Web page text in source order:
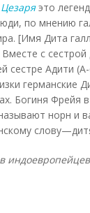
Цезаряэто
по мнению
[Имя Дита
Вместе с
сестре Адити
германские
Богиня Фрейя
норн и